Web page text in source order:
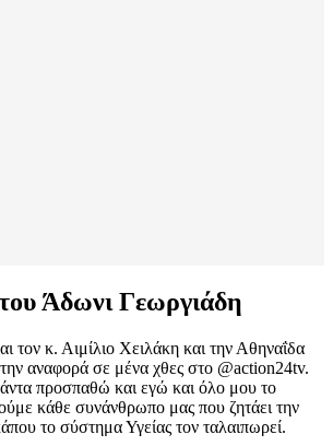
Άδωνι Γεωργιάδη
τον κ. Αιμίλιο Χειλάκη και την Αθηναΐδα
αναφορά σε μένα χθες στο @action24tv.
προσπαθώ και εγώ και όλο μου το
κάθε συνάνθρωπο μας που ζητάει την
το σύστημα Υγείας τον ταλαιπωρεί.